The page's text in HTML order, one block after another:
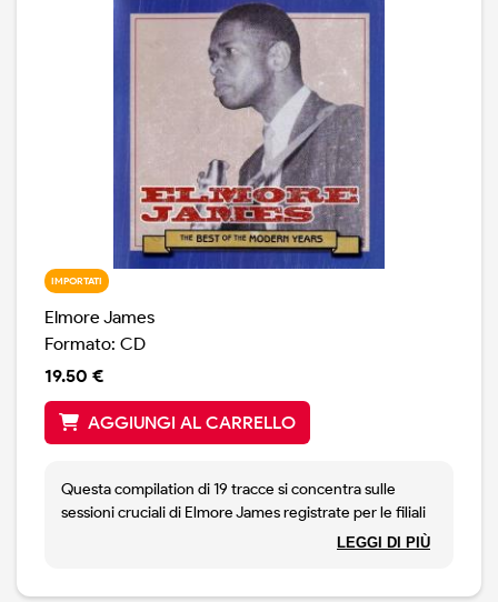
IMPORTATI
Elmore James
Formato: CD
19.50 €
AGGIUNGI AL CARRELLO
Questa compilation di 19 tracce si concentra sulle
sessioni cruciali di Elmore James registrate per le filiali
di Modern Records, Meteor e Flair tra il 1952 e il 1956. Al
LEGGI DI PIÙ